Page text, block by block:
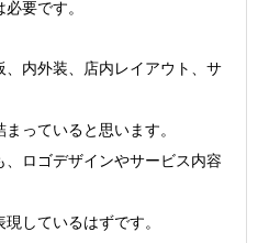
要です。
、内外装、店内レイアウト、サ
っていると思います。
ロゴデザインやサービス内容
しているはずです。